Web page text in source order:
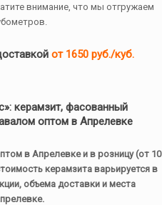
внимание, что мы отгружаем
от 1650 руб./куб.
керамзит, фасованный
оптом в Апрелевке
в Апрелевкеи в розницу (от 10
керамзита варьируется в
объема доставки и места